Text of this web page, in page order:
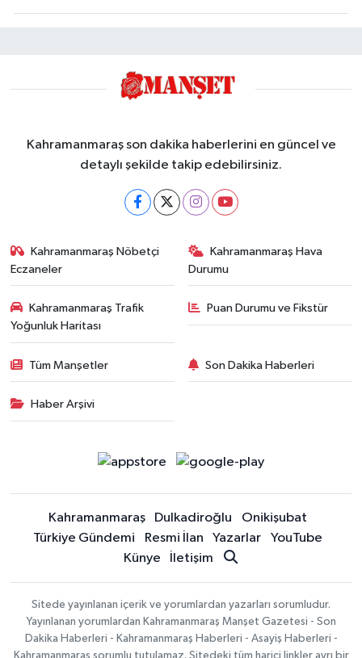
Kahramanmaraş son dakika haberlerini en güncel ve
detaylı şekilde takip edebilirsiniz.
Kahramanmaraş Nöbetçi
Eczaneler
Kahramanmaraş Hava
Durumu
Kahramanmaraş Trafik
Yoğunluk Haritası
Puan Durumu ve Fikstür
Tüm Manşetler Son Dakika Haberleri
Haber Arşivi
Kahramanmaraş Dulkadiroğlu
Onikişubat
Türkiye Gündemi
Resmi İlan Yazarlar
YouTube
Künye
İletişim
Sitede yayınlanan içerik ve yorumlardan yazarları sorumludur.
Yayınlanan yorumlardan Kahramanmaraş Manşet Gazetesi - Son
Dakika Haberleri - Kahramanmaraş Haberleri - Asayiş Haberleri -
Kahramanmaraş sorumlu tutulamaz. Sitedeki tüm harici linkler ayrı bir